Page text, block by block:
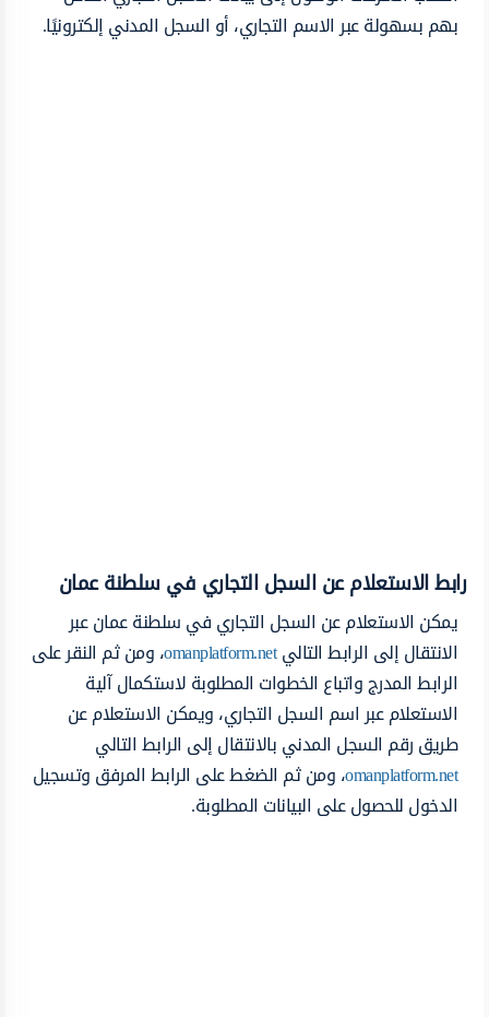
بهم بسهولة عبر الاسم التجاري، أو السجل المدني إلكترونيًا.
رابط الاستعلام عن السجل التجاري في سلطنة عمان
يمكن الاستعلام عن السجل التجاري في سلطنة عمان عبر
الانتقال إلى الرابط التاليomanplatform.net، ومن ثم النقر على
الرابط المدرج واتباع الخطوات المطلوبة لاستكمال آلية
الاستعلام عبر اسم السجل التجاري، ويمكن الاستعلام عن
طريق رقم السجل المدني بالانتقال إلى الرابط التالي
omanplatform.net، ومن ثم الضغط على الرابط المرفق وتسجيل
الدخول للحصول على البيانات المطلوبة.